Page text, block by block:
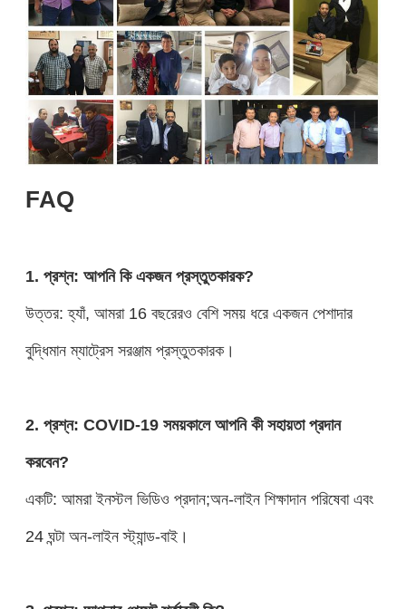
FAQ
1. প্রশ্ন: আপনি কি একজন প্রস্তুতকারক?
উত্তর: হ্যাঁ, আমরা 16 বছরেরও বেশি সময় ধরে একজন পেশাদার
বুদ্ধিমান ম্যাট্রেস সরঞ্জাম প্রস্তুতকারক।
2. প্রশ্ন: COVID-19 সময়কালে আপনি কী সহায়তা প্রদান
করবেন?
একটি: আমরা ইনস্টল ভিডিও প্রদান;অন-লাইন শিক্ষাদান পরিষেবা এবং
24 ঘন্টা অন-লাইন স্ট্যান্ড-বাই।